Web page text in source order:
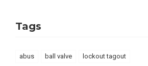
Tags
abus ball valve lockout tagout